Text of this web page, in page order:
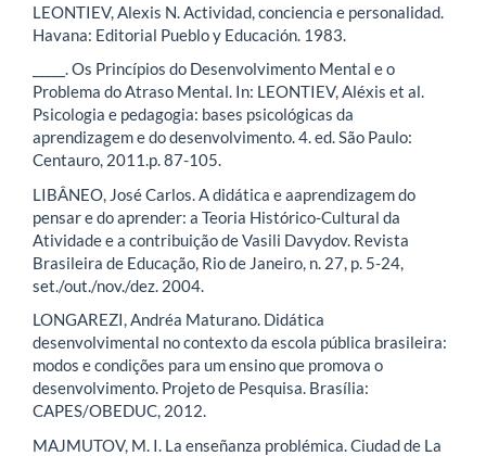
LEONTIEV, Alexis N. Actividad, conciencia e personalidad.
Havana: Editorial Pueblo y Educación. 1983.
_____. Os Princípios do Desenvolvimento Mental e o
Problema do Atraso Mental. In: LEONTIEV, Aléxis et al.
Psicologia e pedagogia: bases psicológicas da
aprendizagem e do desenvolvimento. 4. ed. São Paulo:
Centauro, 2011.p. 87-105.
LIBÂNEO, José Carlos. A didática e aaprendizagem do
pensar e do aprender: a Teoria Histórico-Cultural da
Atividade e a contribuição de Vasili Davydov. Revista
Brasileira de Educação, Rio de Janeiro, n. 27, p. 5-24,
set./out./nov./dez. 2004.
LONGAREZI, Andréa Maturano. Didática
desenvolvimental no contexto da escola pública brasileira:
modos e condições para um ensino que promova o
desenvolvimento. Projeto de Pesquisa. Brasília:
CAPES/OBEDUC, 2012.
MAJMUTOV, M. I. La enseñanza problémica. Ciudad de La